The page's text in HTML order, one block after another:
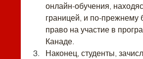
онлайн-обучения,
границей, и по-прежнему
право на участие в
Канаде.
Наконец, студенты,